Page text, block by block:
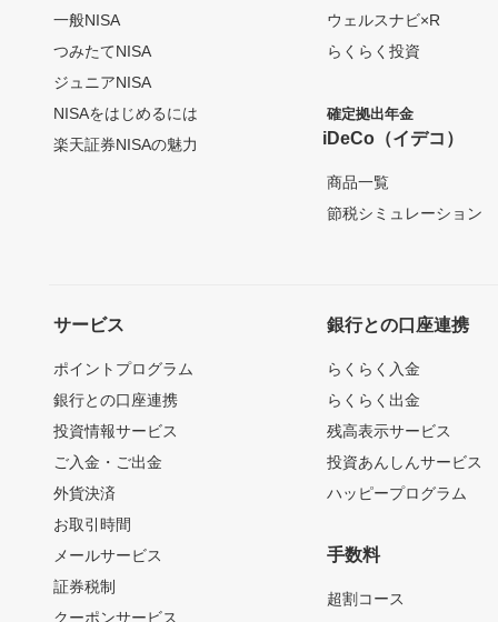
一般NISA
つみたてNISA
ジュニアNISA
NISAをはじめるには
楽天証券NISAの魅力
ウェルスナビ×R
らくらく投資
確定拠出年金
iDeCo（イデコ）
商品一覧
節税シミュレーション
サービス
ポイントプログラム
銀行との口座連携
投資情報サービス
ご入金・ご出金
外貨決済
お取引時間
メールサービス
証券税制
クーポンサービス
銀行との口座連携
らくらく入金
らくらく出金
残高表示サービス
投資あんしんサービス
ハッピープログラム
手数料
超割コース